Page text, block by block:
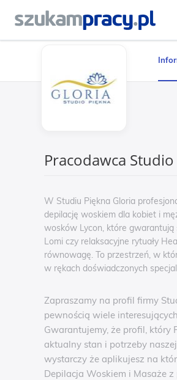
Pracodawca
W Studiu Piękna Gloria
depilację woskiem dla kobiet i
wosków Lycon, które
Lomi czy relaksacyjne rytuały
równowagę. To przestrzeń, w
w rękach doświadczonych
Zapraszamy na profil firmy
pewnością wiele
Gwarantujemy, że profil, który
aktualny stan i potrzeby
wystarczy że aplikujesz na
Depilacja Woskiem i Masaże